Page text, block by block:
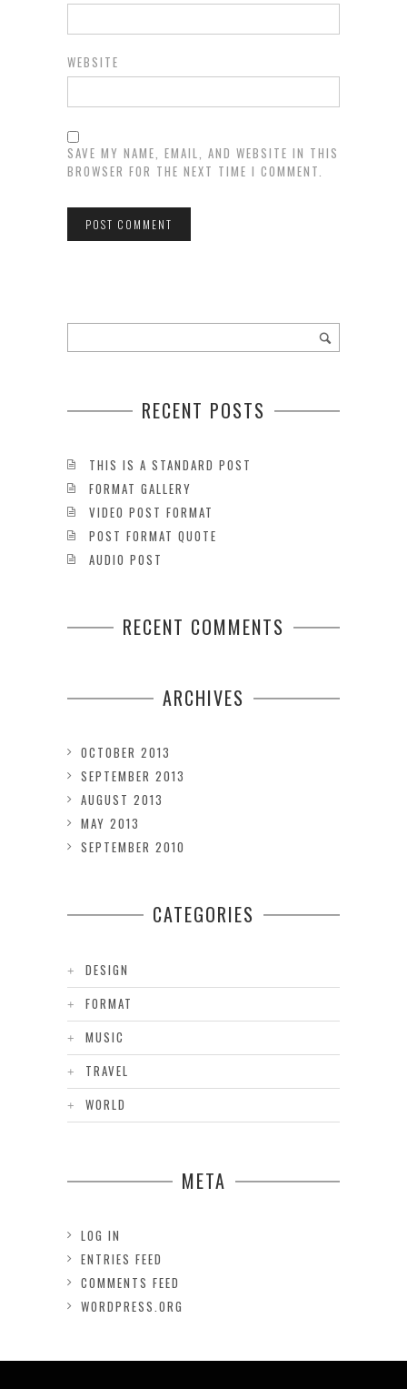
WEBSITE
SAVE MY NAME, EMAIL, AND WEBSITE IN THIS
BROWSER FOR THE NEXT TIME I COMMENT.
RECENT POSTS
THIS IS A STANDARD POST
FORMAT GALLERY
VIDEO POST FORMAT
POST FORMAT QUOTE
AUDIO POST
RECENT COMMENTS
ARCHIVES
OCTOBER 2013
SEPTEMBER 2013
AUGUST 2013
MAY 2013
SEPTEMBER 2010
CATEGORIES
DESIGN
FORMAT
MUSIC
TRAVEL
WORLD
META
LOG IN
ENTRIES FEED
COMMENTS FEED
WORDPRESS.ORG